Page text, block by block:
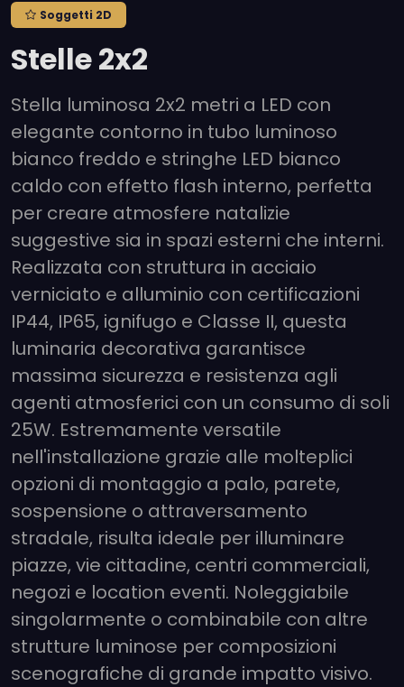
Soggetti 2D
Stelle 2x2
Stella luminosa 2x2 metri a LED con
elegante contorno in tubo luminoso
bianco freddo e stringhe LED bianco
caldo con effetto flash interno, perfetta
per creare atmosfere natalizie
suggestive sia in spazi esterni che interni.
Realizzata con struttura in acciaio
verniciato e alluminio con certificazioni
IP44, IP65, ignifugo e Classe II, questa
luminaria decorativa garantisce
massima sicurezza e resistenza agli
agenti atmosferici con un consumo di soli
25W. Estremamente versatile
nell'installazione grazie alle molteplici
opzioni di montaggio a palo, parete,
sospensione o attraversamento
stradale, risulta ideale per illuminare
piazze, vie cittadine, centri commerciali,
negozi e location eventi. Noleggiabile
singolarmente o combinabile con altre
strutture luminose per composizioni
scenografiche di grande impatto visivo.